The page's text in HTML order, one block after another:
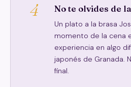
4 No te olvides de
Un plato a la brasa
momento de la cena
experiencia en algo
japonés de Granada.
final.